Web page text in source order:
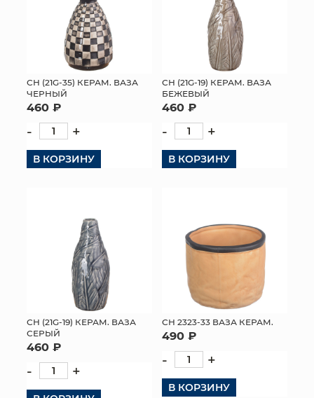
ПОДАРОЧНЫЕ КАРТЫ
ОПТОВЫМ КЛИЕНТАМ
ДОСТАВКА И ОПЛАТА
КОНТАКТЫ
СН (21G-35) КЕРАМ. ВАЗА
ЧЕРНЫЙ
460 ₽
- +
В КОРЗИНУ
СН (21G-19) КЕРАМ. ВАЗА
БЕЖЕВЫЙ
460 ₽
- +
В КОРЗИНУ
СН (21G-19) КЕРАМ. ВАЗА
СЕРЫЙ
460 ₽
- +
СН 2323-33 ВАЗА КЕРАМ.
490 ₽
- +
В КОРЗИНУ